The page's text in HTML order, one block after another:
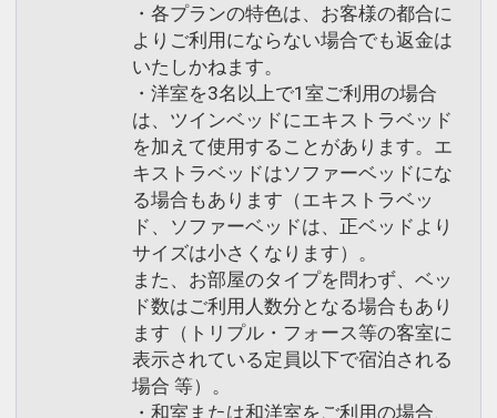
・各プランの特色は、お客様の都合に
よりご利用にならない場合でも返金は
いたしかねます。
・洋室を3名以上で1室ご利用の場合
は、ツインベッドにエキストラベッド
を加えて使用することがあります。エ
キストラベッドはソファーベッドにな
る場合もあります（エキストラベッ
ド、ソファーベッドは、正ベッドより
サイズは小さくなります）。
また、お部屋のタイプを問わず、ベッ
ド数はご利用人数分となる場合もあり
ます（トリプル・フォース等の客室に
表示されている定員以下で宿泊される
場合 等）。
・和室または和洋室をご利用の場合、